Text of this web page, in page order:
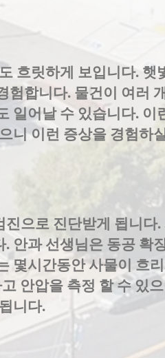
흐릿하게 보입니다. 햇
합니다. 물건이 여러
일어날 수 있습니다. 이
니 이런 증상을 경험하
으로 진단받게 됩니다
안과 선생님은 동공 확
몇시간동안 사물이 흐
안압을 측정 할 수 있
니다.